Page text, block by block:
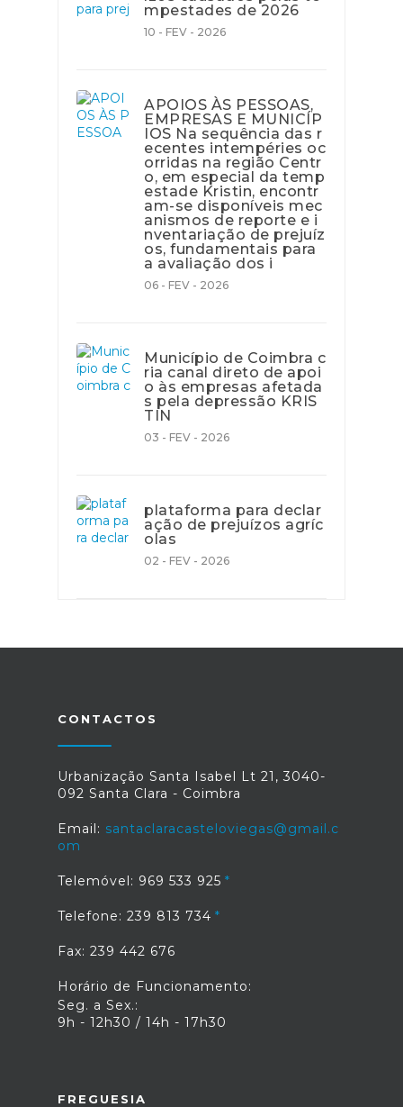
mpestades de 2026
10 - FEV - 2026
APOIOS ÀS PESSOAS,
EMPRESAS E MUNICÍP
IOS Na sequência das r
ecentes intempéries oc
orridas na região Centr
o, em especial da temp
estade Kristin, encontr
am-se disponíveis mec
anismos de reporte e i
nventariação de prejuíz
os, fundamentais para
a avaliação dos i
06 - FEV - 2026
Município de Coimbra c
ria canal direto de apoi
o às empresas afetada
s pela depressão KRIS
TIN
03 - FEV - 2026
plataforma para declar
ação de prejuízos agríc
olas
02 - FEV - 2026
CONTACTOS
Urbanização Santa Isabel Lt 21, 3040-
092 Santa Clara - Coimbra
Email: santaclaracasteloviegas@gmail.c
om
Telemóvel: 969 533 925
Telefone: 239 813 734
Fax: 239 442 676
Horário de Funcionamento:
Seg. a Sex.:
9h - 12h30 / 14h - 17h30
FREGUESIA